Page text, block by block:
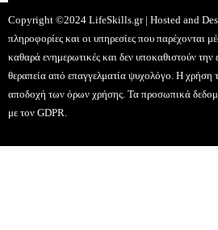
Copyright ©2024 LifeSkills.gr | Hosted and
πληροφορίες και οι υπηρεσίες που παρέχονται
καθαρά ενημερωτικές και δεν υποκαθιστούν
θεραπεία από επαγγελματία ψυχολόγο. Η χρήση
αποδοχή των όρων χρήσης. Τα προσωπικά
με τον GDPR.